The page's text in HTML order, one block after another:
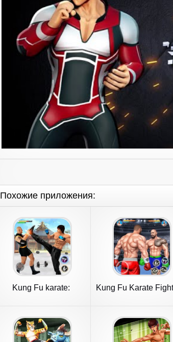
Похожие приложения:
Kung Fu karate:
Kung Fu Karate